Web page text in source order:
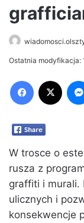
Ostatnia modyfikacja:
Facebook
W trosce o
rusza z
graffiti i murali.
ulicznych i
konsekwencje